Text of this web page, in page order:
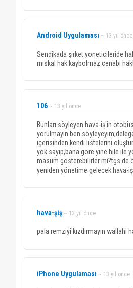
Android Uygulaması ~ 13 yıl önce
Sendikada şirket yoneticileride
miskal hak kaybolmaz cenabı
106 ~ 13 yıl önce
Bunları söyleyen hava-iş'in
yorulmayın ben
içerisinden kendi listelerini
yok sayıp,bana göre yine hile ile
masum gösterebilirler mi?tgs de
yeniden yönetime gelecek hava-
hava-şiş ~ 13 yıl önce
pala remziyi kızdırmayın wallahi
iPhone Uygulaması ~ 13 yıl önce